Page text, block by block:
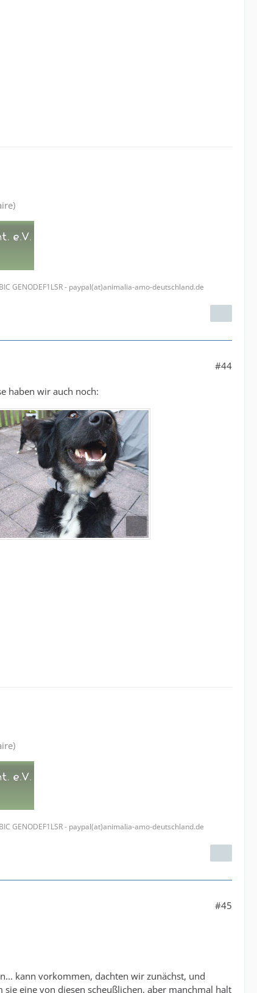
GENODEF1LSR - paypal(at)animalia-amo-deutschland.de
#44
haben wir auch noch:
GENODEF1LSR - paypal(at)animalia-amo-deutschland.de
#45
kann vorkommen, dachten wir zunächst, und
eine von diesen scheußlichen, aber manchmal halt